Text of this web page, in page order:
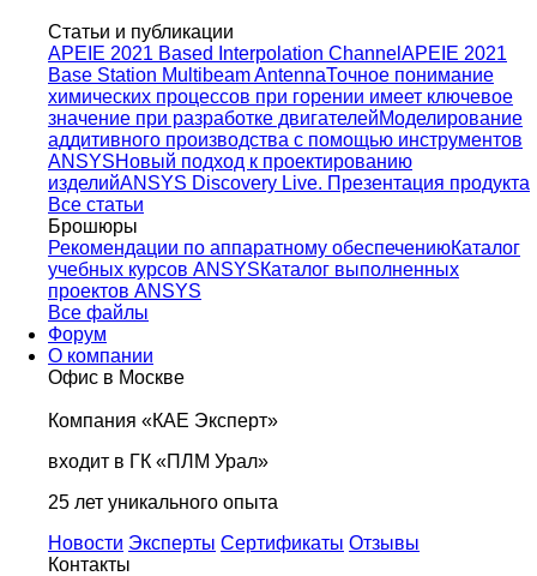
Статьи и публикации
APEIE 2021 Based Interpolation Channel APEIE 2021
Base Station Multibeam AntennaТочное понимание
химических процессов при горении имеет ключевое
значение при разработке двигателейМоделирование
аддитивного производства с помощью инструментов
ANSYSНовый подход к проектированию
изделийANSYS Discovery Live. Презентация продукта
Все статьи
Брошюры
Рекомендации по аппаратному обеспечениюКаталог
учебных курсов ANSYSКаталог выполненных
проектов ANSYS
Все файлы
Форум
О компании
Офис в Москве
Компания «КАЕ Эксперт»
входит в ГК «ПЛМ Урал»
25 лет уникального опыта
Новости Эксперты Сертификаты Отзывы
Контакты